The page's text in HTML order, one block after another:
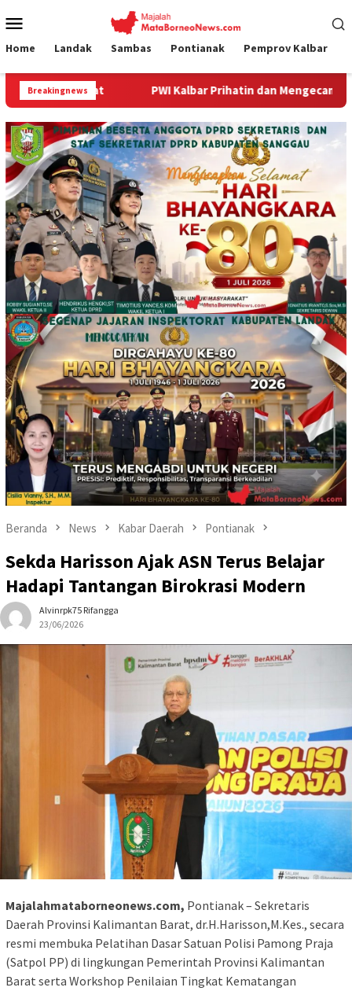
ke
Mobile
Home Landak Sambas Pontianak Pemprov Kalbar
Breakingnews
Kalbar Prihatin dan Mengecam Dugaan Intimidasi terhadap
Beranda News Kabar Daerah Pontianak
Sekda Harisson Ajak ASN Terus Belajar
Hadapi Tantangan Birokrasi Modern
Alvinrpk75 Rifangga
23/06/2026
Majalahmataborneonews.com, Pontianak – Sekretaris
Daerah Provinsi Kalimantan Barat, dr.H.Harisson,M.Kes., secara
resmi membuka Pelatihan Dasar Satuan Polisi Pamong Praja
(Satpol PP) di lingkungan Pemerintah Provinsi Kalimantan
Barat serta Workshop Penilaian Tingkat Kematangan